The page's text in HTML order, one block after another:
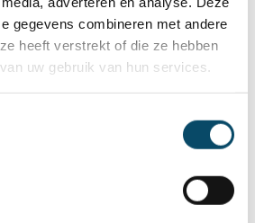
gegevens combineren met andere
heeft verstrekt of die ze hebben
uw gebruik van hun services.
concept.” - Steven